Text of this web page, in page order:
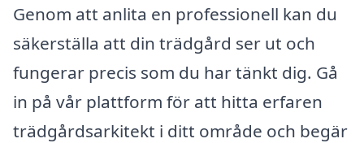
Genom att anlita en professionell kan du
säkerställa att din trädgård ser ut och
fungerar precis som du har tänkt dig. Gå
in på vår plattform för att hitta erfaren
trädgårdsarkitekt i ditt område och begär